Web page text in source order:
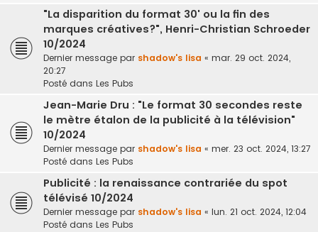
"La disparition du format 30' ou la fin des
marques créatives?", Henri-Christian Schroeder
10/2024
Dernier message par shadow's lisa « mar. 29 oct. 2024,
20:27
Posté dans Les Pubs
Jean-Marie Dru : "Le format 30 secondes reste
le mètre étalon de la publicité à la télévision"
10/2024
Dernier message par shadow's lisa « mer. 23 oct. 2024, 13:27
Posté dans Les Pubs
Publicité : la renaissance contrariée du spot
télévisé 10/2024
Dernier message par shadow's lisa « lun. 21 oct. 2024, 12:04
Posté dans Les Pubs